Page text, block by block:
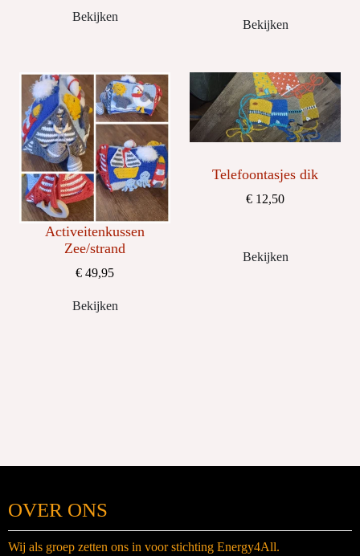
Bekijken
Bekijken
Activeitenkussen
Zee/strand
€ 49,95
Bekijken
Telefoontasjes dik
€ 12,50
Bekijken
OVER ONS
Wij als groep zetten ons in voor stichting Energy4All.